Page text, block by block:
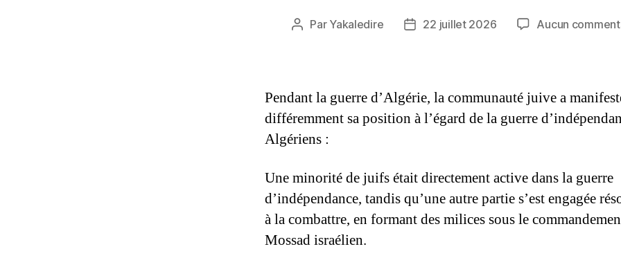
Auteur
Par Yakaledire
Date22 juillet 2026 Aucun
Pendant la guerre d’Algérie, la communauté juive a
différemment sa position à l’égard de la guerre
Algériens :
Une minorité de juifs était directement active dans la guerre
d’indépendance, tandis qu’une autre partie s’est engagée
à la combattre, en formant des milices sous le
Mossad israélien.